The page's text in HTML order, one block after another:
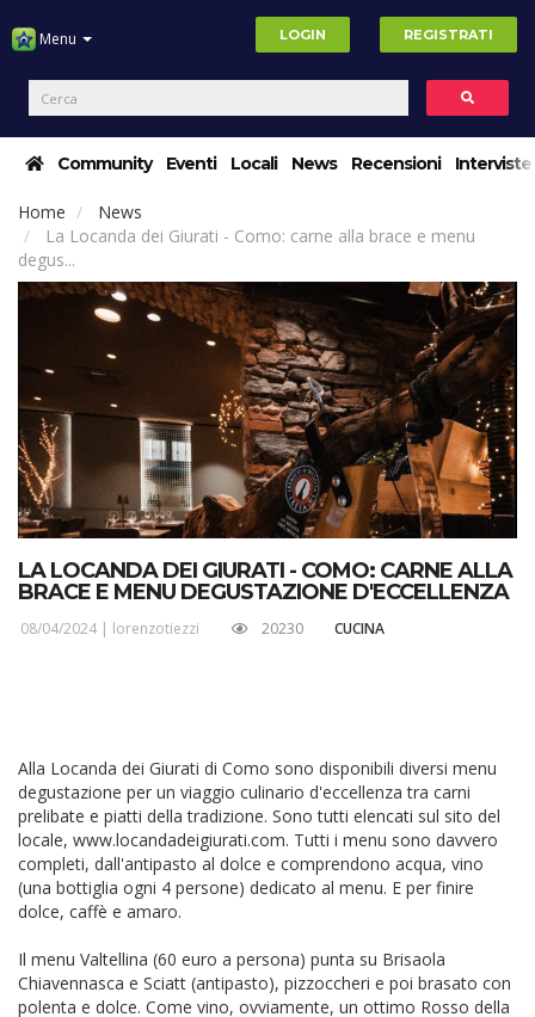
Menu LOGIN REGISTRATI
Community Eventi Locali News Recensioni Interviste
Home
News
La Locanda dei Giurati - Como: carne alla brace e menu
degus...
LA LOCANDA DEI GIURATI - COMO: CARNE ALLA
BRACE E MENU DEGUSTAZIONE D'ECCELLENZA
08/04/2024 | lorenzotiezzi 20230 CUCINA
Alla Locanda dei Giurati di Como sono disponibili diversi menu
degustazione per un viaggio culinario d'eccellenza tra carni
prelibate e piatti della tradizione. Sono tutti elencati sul sito del
locale, www.locandadeigiurati.com. Tutti i menu sono davvero
completi, dall'antipasto al dolce e comprendono acqua, vino
(una bottiglia ogni 4 persone) dedicato al menu. E per finire
dolce, caffè e amaro.
Il menu Valtellina (60 euro a persona) punta su Brisaola
Chiavennasca e Sciatt (antipasto), pizzoccheri e poi brasato con
polenta e dolce. Come vino, ovviamente, un ottimo Rosso della